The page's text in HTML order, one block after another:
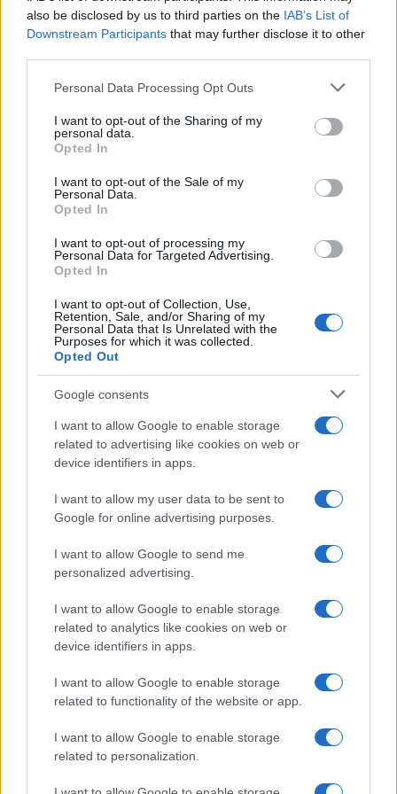
also be disclosed by us to third parties on the IAB’s List of
Downstream Participants that may further disclose it to other
Please note that this website/app uses one or more Google
not limited to your visit or usage behaviour. You may click to
grant or deny consent to Google and its third-party tags to
use your data for below specified purposes in below Google
consent section.
Personal Data Processing Opt Outs
I want to opt-out of the Sharing of my
personal data.
Opted In
I want to opt-out of the Sale of my
Personal Data.
Opted In
I want to opt-out of processing my
Personal Data for Targeted Advertising.
Opted In
I want to opt-out of Collection, Use,
Retention, Sale, and/or Sharing of my
Personal Data that Is Unrelated with the
Purposes for which it was collected.
Opted Out
Google consents
I want to allow Google to enable storage
related to advertising like cookies on web or
device identifiers in apps.
I want to allow my user data to be sent to
Google for online advertising purposes.
I want to allow Google to send me
personalized advertising.
I want to allow Google to enable storage
related to analytics like cookies on web or
device identifiers in apps.
I want to allow Google to enable storage
related to functionality of the website or app.
I want to allow Google to enable storage
related to personalization.
Ez azért különösen érdekes, mert Donald
Trump alig egy nappal korábban még azt
állította a Truth Social, hogy a megállapodás
részeként „egy dollár sem cserél gazdát.”
Trump ezzel egyértelműen el akarta
különíteni a mostani egyezséget a 2015-ös
Obama-féle iráni atomaluktól (ismert nevén
JCPOA), amelyet régóta támad. Korábban
többször azt állította, hogy Barack Obama
„százmilliárdokat adott Iránnak”, köztük „1,7
milliárd dollárt készpénzben”.
A mostani tervezet fényében ez a
kommunikáció finoman szólva is rugalmasnak
tűnik.
Hormuzi-szoros újranyitása
kulcskérdés
A megállapodás harmadik kritikus eleme a
Hormuzi-szoros.
A tervezet szerint az Egyesült
kikötők elleni blokádot, míg Irán
vállalná a Hormuzi-szoros teljes
újranyitását.